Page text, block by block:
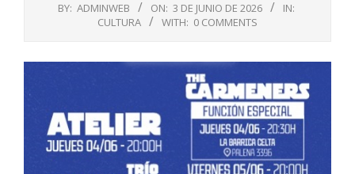
BY: ADMINWEB ON: 3 DE JUNIO DE 2026
IN:
CULTURA
WITH: 0 COMMENTS